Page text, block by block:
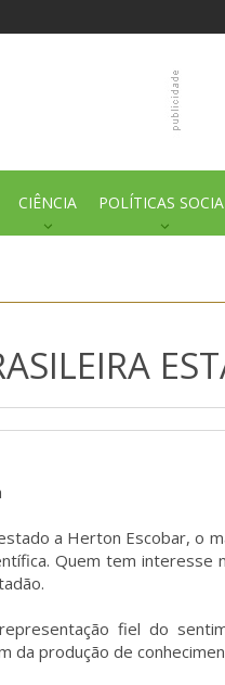
CIÊNCIA POLÍTICAS
a Herton Escobar, o
Quem tem
fiel do
da produção de